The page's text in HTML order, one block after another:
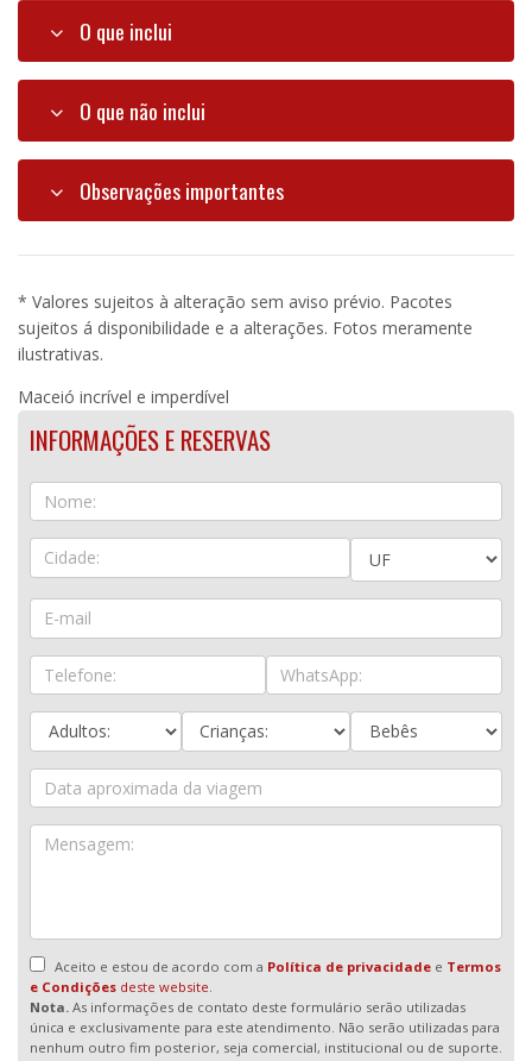
O que inclui
O que não inclui
Observações importantes
* Valores sujeitos à alteração sem aviso prévio. Pacotes
sujeitos á disponibilidade e a alterações. Fotos meramente
ilustrativas.
Maceió incrível e imperdível
INFORMAÇÕES E RESERVAS
Aceito e estou de acordo com a Política de privacidadee Termos
e Condições deste website.
Nota. As informações de contato deste formulário serão utilizadas
única e exclusivamente para este atendimento. Não serão utilizadas para
nenhum outro fim posterior, seja comercial, institucional ou de suporte.